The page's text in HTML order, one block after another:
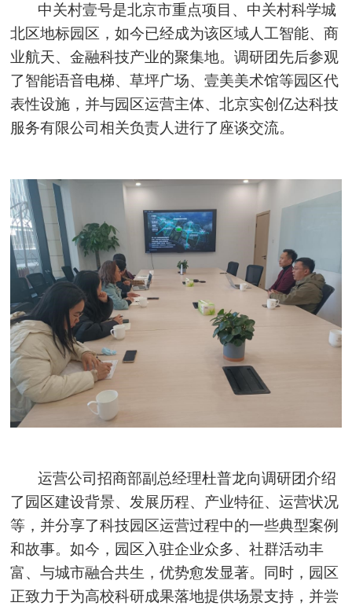
中关村壹号是北京市重点项目、中关村科学城
北区地标园区，如今已经成为该区域人工智能、商
业航天、金融科技产业的聚集地。调研团先后参观
了智能语音电梯、草坪广场、壹美美术馆等园区代
表性设施，并与园区运营主体、北京实创亿达科技
服务有限公司相关负责人进行了座谈交流。
运营公司招商部副总经理杜普龙向调研团介绍
了园区建设背景、发展历程、产业特征、运营状况
等，并分享了科技园区运营过程中的一些典型案例
和故事。如今，园区入驻企业众多、社群活动丰
富、与城市融合共生，优势愈发显著。同时，园区
正致力于为高校科研成果落地提供场景支持，并尝